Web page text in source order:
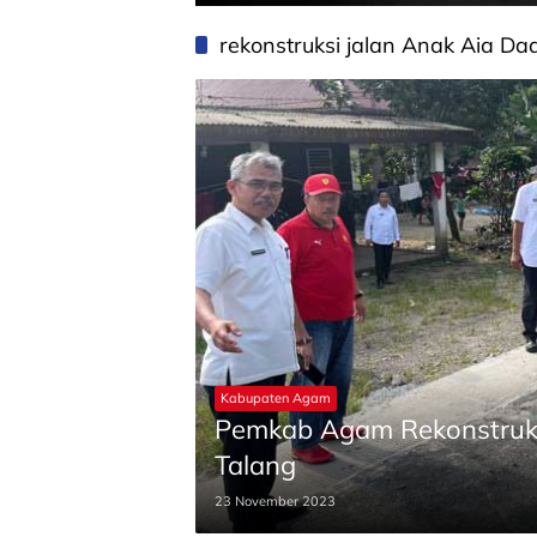
rekonstruksi jalan Anak Aia
Kabupaten Agam
Pemkab Agam
Talang
23 November 2023